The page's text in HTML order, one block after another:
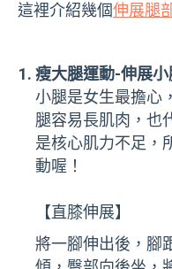
這裡介紹幾個伸展腿
瘦大腿運動-伸展小
小腿是女生最擔心
腿容易長肌肉，也
是核心肌力不足，
動喔！
【直膝伸展】
將一腳伸出後，腳